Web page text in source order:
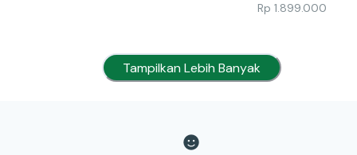
Rp 1.899.000
Tampilkan Lebih Banyak